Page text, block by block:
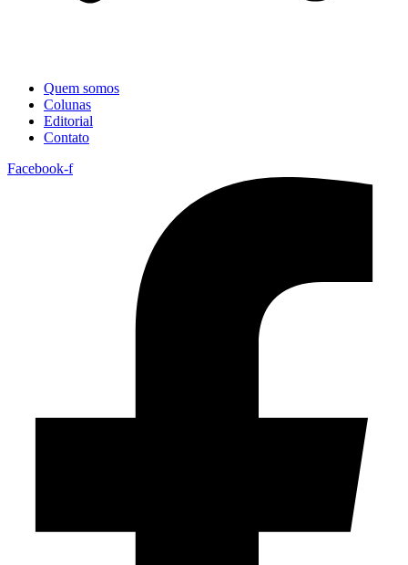
Quem somos
Colunas
Editorial
Contato
Facebook-f